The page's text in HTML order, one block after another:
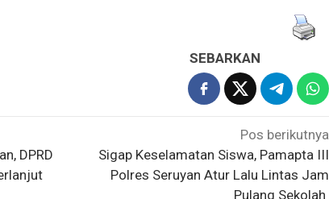
SEBARKAN
DPRD
Pos berikutnya
Sigap Keselamatan Siswa, Pamapta III
Polres Seruyan Atur Lalu Lintas Jam
Pulang Sekolah